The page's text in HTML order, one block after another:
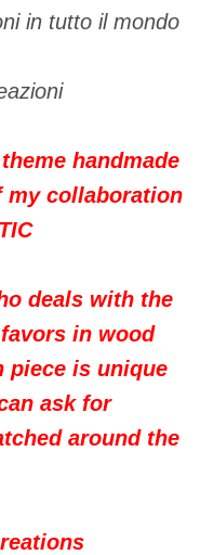
in tutto il mondo
handmade
my collaboration
deals with the
in wood
piece is unique
ask for
around the